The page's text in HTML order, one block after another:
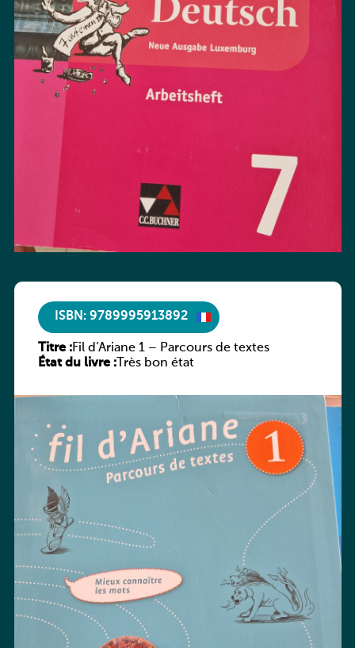
ISBN: 9789995913892
Titre :Fil d’Ariane 1 – Parcours de textes
État du livre :Très bon état